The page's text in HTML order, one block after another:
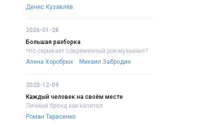
Денис Кузавлёв
2026-01-28
Большая разборка
Что скрывает современный рок-музыкант?
Алена Хоробрых
Михаил Забродин
2025-12-09
Каждый человек на своём месте
Личный бренд как капитал
Роман Тарасенко